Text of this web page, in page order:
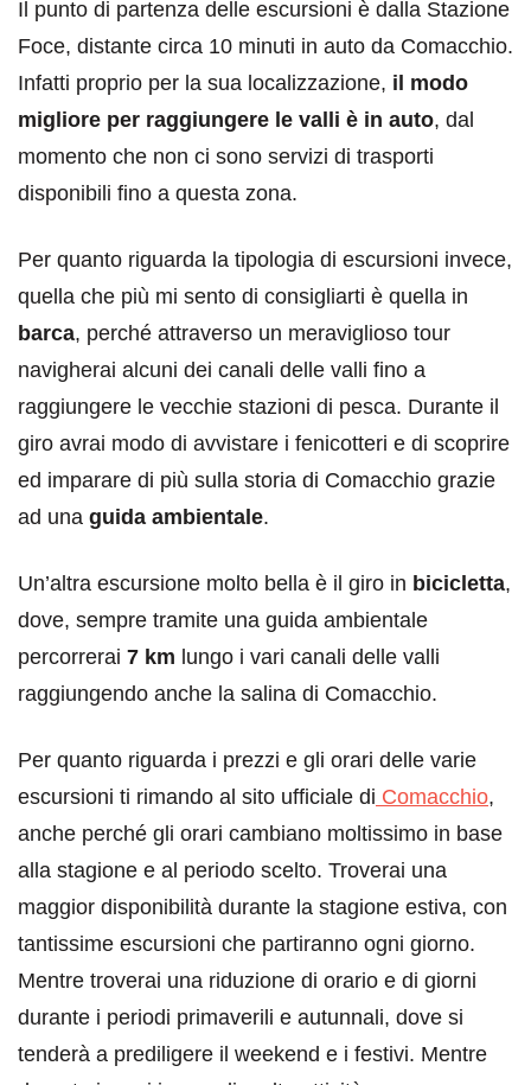
Il punto di partenza delle escursioni è dalla Stazione
Foce, distante circa 10 minuti in auto da Comacchio.
Infatti proprio per la sua localizzazione, il modo
migliore per raggiungere le valli è in auto, dal
momento che non ci sono servizi di trasporti
disponibili fino a questa zona.
Per quanto riguarda la tipologia di escursioni invece,
quella che più mi sento di consigliarti è quella in
barca, perché attraverso un meraviglioso tour
navigherai alcuni dei canali delle valli fino a
raggiungere le vecchie stazioni di pesca. Durante il
giro avrai modo di avvistare i fenicotteri e di scoprire
ed imparare di più sulla storia di Comacchio grazie
ad una guida ambientale.
Un’altra escursione molto bella è il giro in bicicletta,
dove, sempre tramite una guida ambientale
percorrerai 7 km lungo i vari canali delle valli
raggiungendo anche la salina di Comacchio.
Per quanto riguarda i prezzi e gli orari delle varie
escursioni ti rimando al sito ufficiale di Comacchio,
anche perché gli orari cambiano moltissimo in base
alla stagione e al periodo scelto. Troverai una
maggior disponibilità durante la stagione estiva, con
tantissime escursioni che partiranno ogni giorno.
Mentre troverai una riduzione di orario e di giorni
durante i periodi primaverili e autunnali, dove si
tenderà a prediligere il weekend e i festivi. Mentre